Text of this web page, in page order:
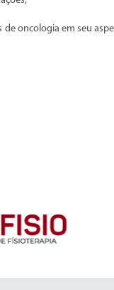
oncologia em seu